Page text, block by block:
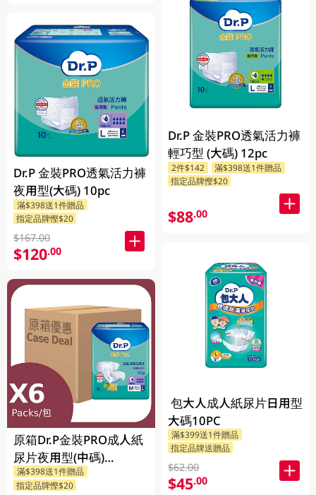
Dr.P 金裝PRO透氣活力褲
夜用型(大碼) 10pc
滿$398送1件贈品
指定品牌慳$20
$167.00
$120.00
原箱Dr.P金裝PRO成人紙
尿片夜用型(中碼)
6X9PCS
滿$398送1件贈品
指定品牌慳$20
Dr.P 金裝PRO透氣活力褲
輕巧型 (大碼) 12pc
2件$142
滿$398送1件贈品
指定品牌慳$20
$88.00
包大人成人紙尿片日用型
大碼10PC
滿$399送1件贈品
指定品牌送贈品
$62.00
$45.00